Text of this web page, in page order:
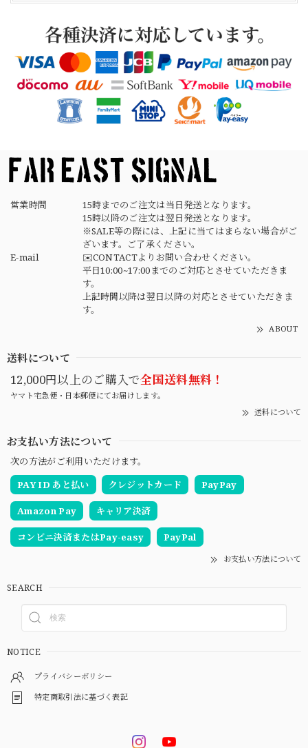
2026/04/02
【Button Works】Mercury Dime Coin Necklace Silver 900 Silver 925 ボタンワークス マーキュリーダイム銀貨 ネックレス
2026/03/26
営業時間
15時までのご注文は当日発送となります。
15時以降のご注文は翌日発送となります。
※SALE等の際には、上記に当てはまらない場合がご
ざいます。ご了承ください。
E-mail
✉️CONTACTよりお問い合わせください。
平日10:00~17:00までのご対応とさせていただきま
す。
上記時間以降は翌日以降の対応とさせていただきま
す。
ABOUT
送料について
12,000円以上のご購入で全国送料無料！
ヤマト宅急便・日本郵便にてお届けします。
送料について
お支払い方法について
次の方法がご利用いただけます。
PAY ID あと払い
クレジットカード PayPay
Amazon Pay キャリア決済
コンビニ決済またはPay-easy PayPal
お支払い方法について
SEARCH
NOTICE
プライバシーポリシー
特定商取引法に基づく表記